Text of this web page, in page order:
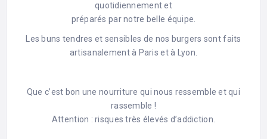
quotidiennement et
préparés par notre belle équipe.
Les buns tendres et sensibles de nos burgers sont faits
artisanalement à Paris et à Lyon.
Que c’est bon une nourriture qui nous ressemble et qui
rassemble !
Attention : risques très élevés d’addiction.